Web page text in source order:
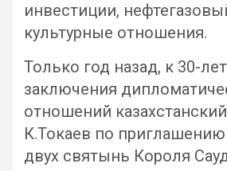
инвестиции,
культурные отношения.
Только год назад, к 30-
заключения
отношений
К.Токаев по
двух святынь Короля